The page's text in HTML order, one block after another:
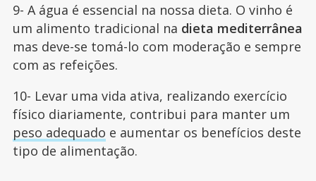
9- A água é essencial na nossa dieta. O vinho é
um alimento tradicional na dieta mediterrânea
mas deve-se tomá-lo com moderação e sempre
com as refeições.
10- Levar uma vida ativa, realizando exercício
físico diariamente, contribui para manter um
peso adequado e aumentar os benefícios deste
tipo de alimentação.